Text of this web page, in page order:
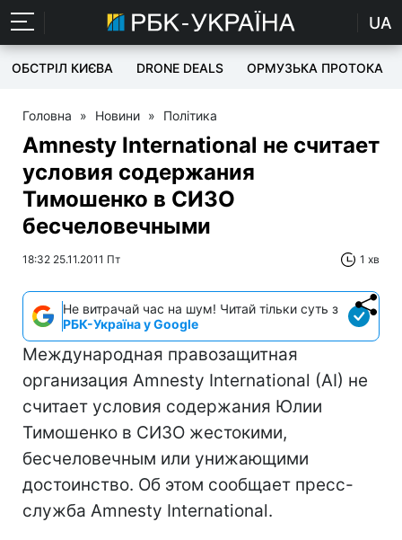
UA
ОБСТРІЛ КИЄВА DRONE DEALS ОРМУЗЬКА ПРОТОКА
Головна » Новини » Політика
Amnesty International не считает
условия содержания
Тимошенко в СИЗО
бесчеловечными
18:32 25.11.2011 Пт 1 хв
Не витрачай час на шум! Читай тільки суть з
РБК-Україна у Google
Международная правозащитная
организация Amnesty International (AI) не
считает условия содержания Юлии
Тимошенко в СИЗО жестокими,
бесчеловечным или унижающими
достоинство. Об этом сообщает пресс-
служба Amnesty International.